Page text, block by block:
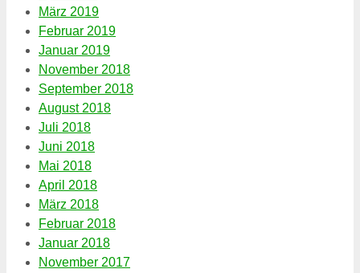
März 2019
Februar 2019
Januar 2019
November 2018
September 2018
August 2018
Juli 2018
Juni 2018
Mai 2018
April 2018
März 2018
Februar 2018
Januar 2018
November 2017